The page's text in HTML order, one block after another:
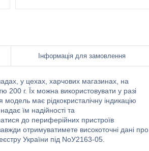
Інформація для замовлення
у цехах, харчових магазинах, на
200 г. Їх можна використовувати у разі
модель має рідкокристалічну індикацію
їм надійності та
до периферійних пристроїв
отримуватимете високоточні дані про
України під NoУ2163-05.